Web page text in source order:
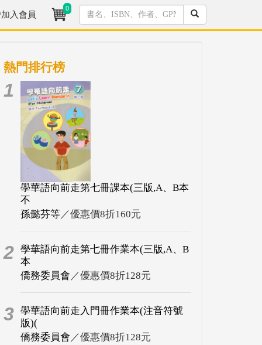
入會員
0
熱門排行榜
1
學華語向前走第七冊課本(三版,A、B本
不
孫懿芬等／優惠價8折160元
2 學華語向前走第七冊作業本(三版,A、B
本
僑務委員會 ／優惠價8折128元
3 學華語向前走入門冊作業本(注音符號
版)(
僑務委員會 ／優惠價8折128元